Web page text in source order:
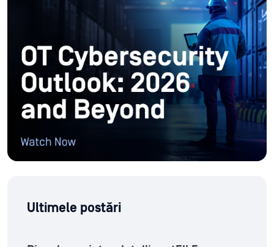
Ultimele postări